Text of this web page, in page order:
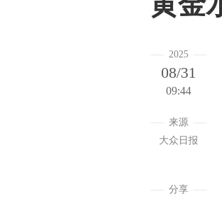
2025
08/31
09:44
来源
大众日报
分享